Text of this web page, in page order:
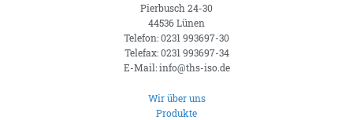
Pierbusch 24-30
44536 Lünen
Telefon: 0231 993697-30
Telefax: 0231 993697-34
E-Mail: info@ths-iso.de
Wir über uns
Produkte